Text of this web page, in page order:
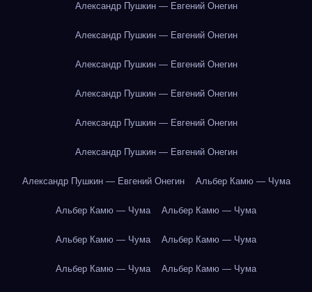
Александр Пушкин — Евгений Онегин
Александр Пушкин — Евгений Онегин
Александр Пушкин — Евгений Онегин
Александр Пушкин — Евгений Онегин
Александр Пушкин — Евгений Онегин
Александр Пушкин — Евгений Онегин
Александр Пушкин — Евгений Онегин Альбер Камю — Чума
Альбер Камю — Чума Альбер Камю — Чума
Альбер Камю — Чума Альбер Камю — Чума
Альбер Камю — Чума Альбер Камю — Чума